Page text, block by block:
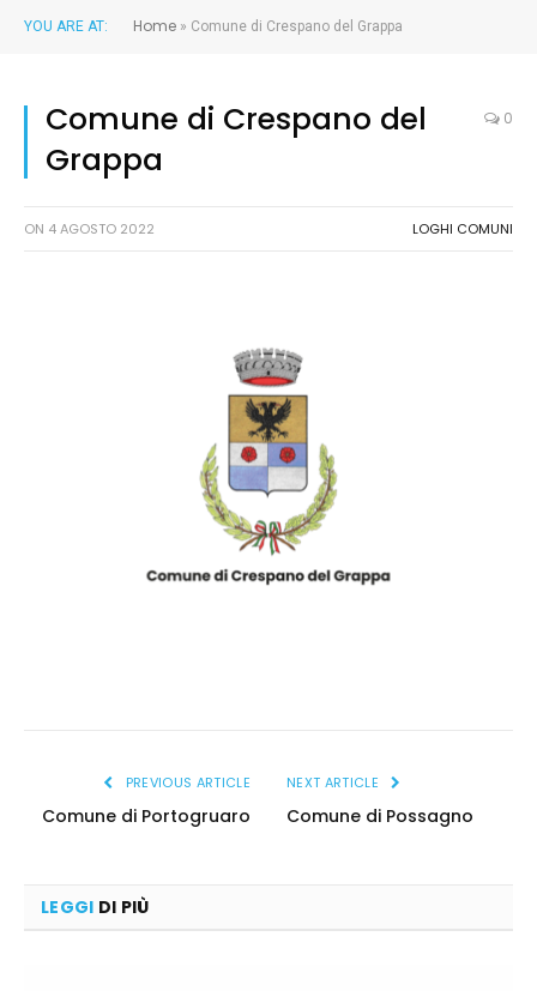
YOU ARE AT: Home » Comune di Crespano del Grappa
Comune di Crespano del
Grappa
0
ON 4 AGOSTO 2022 LOGHI COMUNI
PREVIOUS ARTICLE
Comune di Portogruaro
NEXT ARTICLE
Comune di Possagno
LEGGI DI PIÙ